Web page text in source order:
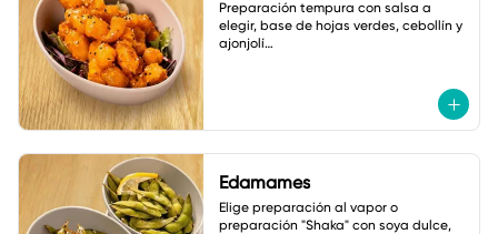
Preparación tempura con salsa a
elegir, base de hojas verdes, cebollín y
ajonjolí
Edamames
Elige preparación al vapor o
preparación "Shaka" con soya dulce,